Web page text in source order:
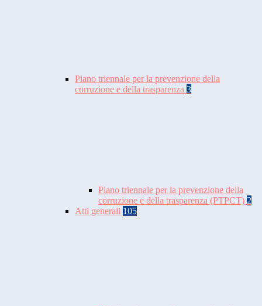
Piano triennale per la prevenzione della
corruzione e della trasparenza 3
Piano triennale per la prevenzione della
corruzione e della trasparenza (PTPCT) 2
Atti generali 105